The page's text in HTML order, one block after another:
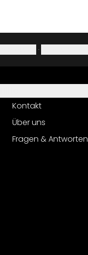
·
Kontakt
Über uns
Fragen & Antworten